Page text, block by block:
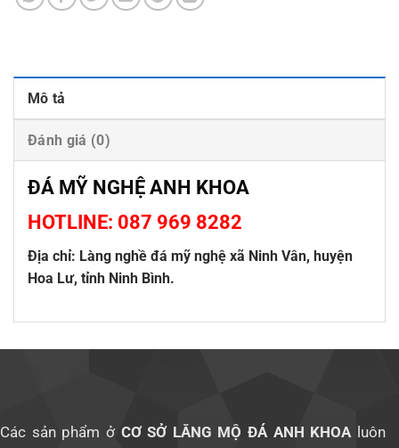
Mô tả
Đánh giá (0)
ĐÁ MỸ NGHỆ ANH KHOA
HOTLINE: 087 969 8282
Địa chỉ: Làng nghề đá mỹ nghệ xã Ninh Vân, huyện
Hoa Lư, tỉnh Ninh Bình.
Các sản phẩm ở CƠ SỞ LĂNG MỘ ĐÁ ANH KHOA luôn